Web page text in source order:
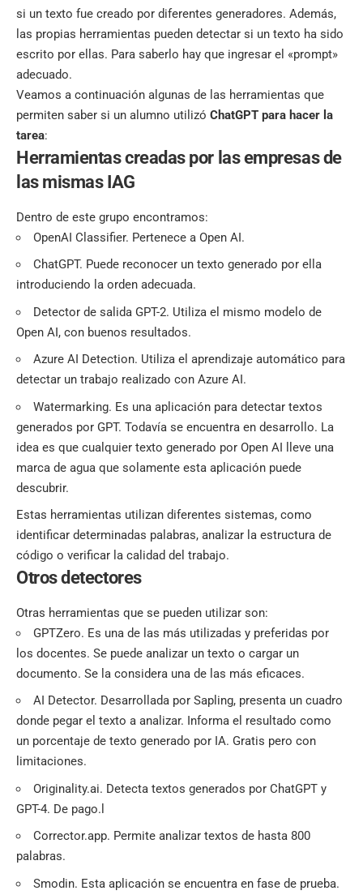
si un texto fue creado por diferentes generadores. Además,
las propias herramientas pueden detectar si un texto ha sido
escrito por ellas. Para saberlo hay que ingresar el «prompt»
adecuado.
Veamos a continuación algunas de las herramientas que
permiten saber si un alumno utilizó ChatGPT para hacer la
tarea:
Herramientas creadas por las empresas de
las mismas IAG
Dentro de este grupo encontramos:
OpenAI Classifier. Pertenece a Open AI.
ChatGPT. Puede reconocer un texto generado por ella
introduciendo la orden adecuada.
Detector de salida GPT-2. Utiliza el mismo modelo de
Open AI, con buenos resultados.
Azure AI Detection. Utiliza el aprendizaje automático para
detectar un trabajo realizado con Azure AI.
Watermarking. Es una aplicación para detectar textos
generados por GPT. Todavía se encuentra en desarrollo. La
idea es que cualquier texto generado por Open AI lleve una
marca de agua que solamente esta aplicación puede
descubrir.
Estas herramientas utilizan diferentes sistemas, como
identificar determinadas palabras, analizar la estructura de
código o verificar la calidad del trabajo.
Otros detectores
Otras herramientas que se pueden utilizar son:
GPTZero. Es una de las más utilizadas y preferidas por
los docentes. Se puede analizar un texto o cargar un
documento. Se la considera una de las más eficaces.
AI Detector. Desarrollada por Sapling, presenta un cuadro
donde pegar el texto a analizar. Informa el resultado como
un porcentaje de texto generado por IA. Gratis pero con
limitaciones.
Originality.ai. Detecta textos generados por ChatGPT y
GPT-4. De pago.l
Corrector.app. Permite analizar textos de hasta 800
palabras.
Smodin. Esta aplicación se encuentra en fase de prueba.